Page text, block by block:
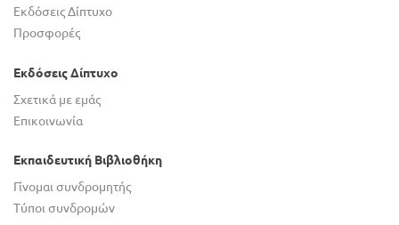
Εκδόσεις Δίπτυχο
Προσφορές
Εκδόσεις Δίπτυχο
Σχετικά με εμάς
Επικοινωνία
Εκπαιδευτική Βιβλιοθήκη
Γίνομαι συνδρομητής
Τύποι συνδρομών